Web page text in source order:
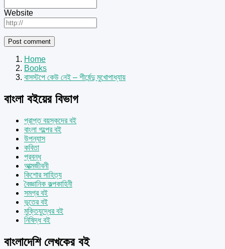
Website
Home
Books
বাসস্টপে কেউ নেই – শীর্ষেন্দু মুখোপাধ্যায়
বাংলা বইয়ের বিভাগ
প্রাপ্ত বয়স্কদের বই
বাংলা গল্পের বই
উপন্যাস
কবিতা
প্রবন্ধ
আত্মজীবনী
কিশোর সাহিত্য
বৈজ্ঞানিক কল্পকাহিনী
সমগ্র বই
ভূতের বই
মুক্তিযুদ্ধের বই
নিষিদ্ধ বই
বাংলাদেশি লেখকের বই